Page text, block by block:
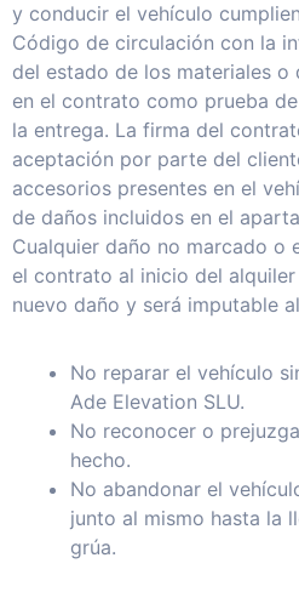
y conducir el vehículo
Código de circulación con la
del estado de los materiales o
en el contrato como prueba
la entrega. La firma del
aceptación por parte del
accesorios presentes en el
de daños incluidos en el
Cualquier daño no marcado o
el contrato al inicio del
nuevo daño y será imputable
No reparar el vehículo
Ade Elevation SLU.
No reconocer o
hecho.
No abandonar el
junto al mismo hasta la
grúa.